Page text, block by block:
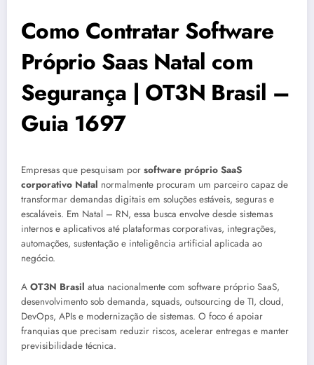
Como Contratar Software
Próprio Saas Natal com
Segurança | OT3N Brasil –
Guia 1697
Empresas que pesquisam por software próprio SaaS
corporativo Natal normalmente procuram um parceiro capaz de
transformar demandas digitais em soluções estáveis, seguras e
escaláveis. Em Natal – RN, essa busca envolve desde sistemas
internos e aplicativos até plataformas corporativas, integrações,
automações, sustentação e inteligência artificial aplicada ao
negócio.
A OT3N Brasil atua nacionalmente com software próprio SaaS,
desenvolvimento sob demanda, squads, outsourcing de TI, cloud,
DevOps, APIs e modernização de sistemas. O foco é apoiar
franquias que precisam reduzir riscos, acelerar entregas e manter
previsibilidade técnica.